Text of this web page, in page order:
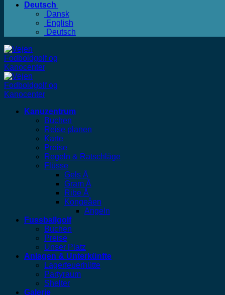
Deutsch
Dansk
English
Deutsch
Kanuzentrum
Buchen
Reise planen
Karte
Preise
Regeln & Ratschläge
Flüsse
Gels Å
Gram Å
Ribe Å
Kongeåen
Angeln
Fussballgolf
Buchen
Preise
Unser Platz
Anlagen & Unterkünfte
Lagerfeuerhütte
Partyraum
Shelter
Galerie